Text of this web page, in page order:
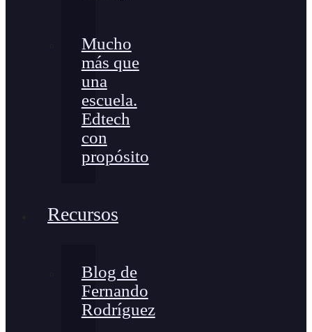
Mucho
más que
una
escuela.
Edtech
con
propósito
Recursos
Blog de
Fernando
Rodríguez